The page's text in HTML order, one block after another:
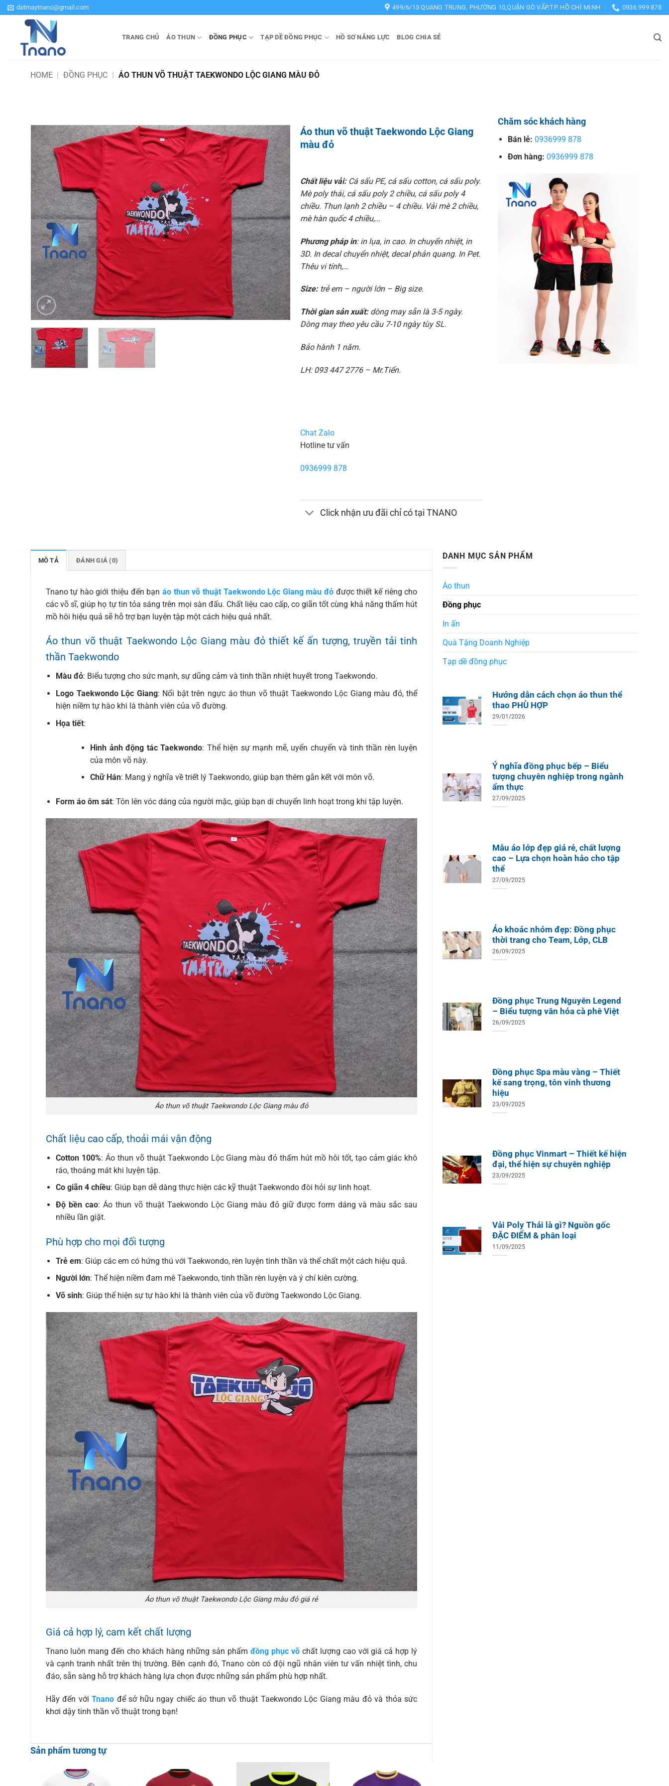
Bỏ
qua
datmaytnano@gmail.com 499/6/13 QUANG TRUNG, PHƯỜNG 10,QUẬN GÒ VẤP,TP. HỒ CHÍ MINH 0936 999 878
TRANG CHỦ ÁO THUN ĐỒNG PHỤC TẠP DỀ ĐỒNG PHỤC HỒ SƠ NĂNG LỰC BLOG CHIA SẺ
HOME | ĐỒNG PHỤC | ÁO THUN VÕ THUẬT TAEKWONDO LỘC GIANG MÀU ĐỎ
Áo thun võ thuật Taekwondo Lộc Giang
màu đỏ
Chất liệu vải:Cá sấu PE, cá sấu cotton, cá sấu poly.
Mè poly thái, cá sấu poly 2 chiều, cá sấu poly 4
chiều. Thun lạnh 2 chiều – 4 chiều. Vải mè 2 chiều,
mè hàn quốc 4 chiều,…
Phương pháp in: in lụa, in cao. In chuyển nhiệt, in
3D. In decal chuyển nhiệt, decal phản quang. In Pet.
Thêu vi tính,…
Size:trẻ em – người lớn – Big size.
Thời gian sản xuất:dòng may sẵn là 3-5 ngày.
Dòng may theo yêu cầu 7-10 ngày tùy SL.
Bảo hành 1 năm.
LH: 093 447 2776 – Mr.Tiến.
Chat Zalo
Hotline tư vấn
0936999 878
Click nhận ưu đãi chỉ có tại TNANO
Chăm sóc khách hàng
Bán lẻ: 0936999 878
Đơn hàng: 0936999 878
MÔ TẢ ĐÁNH GIÁ (0)
Tnano tự hào giới thiệu đến bạnáo thun võ thuật Taekwondo Lộc Giang màu đỏ được thiết kế riêng cho
các võ sĩ, giúp họ tự tin tỏa sáng trên mọi sàn đấu. Chất liệu cao cấp, co giãn tốt cùng khả năng thấm hút
mồ hôi hiệu quả sẽ hỗ trợ bạn luyện tập một cách hiệu quả nhất.
Áo thun võ thuật Taekwondo Lộc Giang màu đỏ thiết kế ấn tượng, truyền tải tinh
thần Taekwondo
Màu đỏ: Biểu tượng cho sức mạnh, sự dũng cảm và tinh thần nhiệt huyết trong Taekwondo.
Logo Taekwondo Lộc Giang: Nổi bật trên ngực áo thun võ thuật Taekwondo Lộc Giang màu đỏ, thể
hiện niềm tự hào khi là thành viên của võ đường.
Họa tiết:
Hình ảnh động tác Taekwondo: Thể hiện sự mạnh mẽ, uyển chuyển và tinh thần rèn luyện
của môn võ này.
Chữ Hán: Mang ý nghĩa về triết lý Taekwondo, giúp bạn thêm gắn kết với môn võ.
Form áo ôm sát: Tôn lên vóc dáng của người mặc, giúp bạn di chuyển linh hoạt trong khi tập luyện.
Áo thun võ thuật Taekwondo Lộc Giang màu đỏ
Chất liệu cao cấp, thoải mái vận động
Cotton 100%: Áo thun võ thuật Taekwondo Lộc Giang màu đỏ thấm hút mồ hôi tốt, tạo cảm giác khô
ráo, thoáng mát khi luyện tập.
Co giãn 4 chiều: Giúp bạn dễ dàng thực hiện các kỹ thuật Taekwondo đòi hỏi sự linh hoạt.
Độ bền cao: Áo thun võ thuật Taekwondo Lộc Giang màu đỏ giữ được form dáng và màu sắc sau
nhiều lần giặt.
Phù hợp cho mọi đối tượng
Trẻ em: Giúp các em có hứng thú với Taekwondo, rèn luyện tinh thần và thể chất một cách hiệu quả.
Người lớn: Thể hiện niềm đam mê Taekwondo, tinh thần rèn luyện và ý chí kiên cường.
Võ sinh: Giúp thể hiện sự tự hào khi là thành viên của võ đường Taekwondo Lộc Giang.
Áo thun võ thuật Taekwondo Lộc Giang màu đỏ giá rẻ
Giá cả hợp lý, cam kết chất lượng
Tnano luôn mang đến cho khách hàng những sản phẩm đồng phục võchất lượng cao với giá cả hợp lý
và cạnh tranh nhất trên thị trường. Bên cạnh đó, Tnano còn có đội ngũ nhân viên tư vấn nhiệt tình, chu
đáo, sẵn sàng hỗ trợ khách hàng lựa chọn được những sản phẩm phù hợp nhất.
Hãy đến vớiTnano để sở hữu ngay chiếc áo thun võ thuật Taekwondo Lộc Giang màu đỏ và thỏa sức
khơi dậy tinh thần võ thuật trong bạn!
Sản phẩm tương tự
DANH MỤC SẢN PHẨM
Áo thun
Đồng phục
In ấn
Quà Tặng Doanh Nghiệp
Tạp dề đồng phục
Hướng dẫn cách chọn áo thun thể
thao PHÙ HỢP
29/01/2026
Ý nghĩa đồng phục bếp – Biểu
tượng chuyên nghiệp trong ngành
ẩm thực
27/09/2025
Mẫu áo lớp đẹp giá rẻ, chất lượng
cao – Lựa chọn hoàn hảo cho tập
thể
27/09/2025
Áo khoác nhóm đẹp: Đồng phục
thời trang cho Team, Lớp, CLB
26/09/2025
Đồng phục Trung Nguyên Legend
– Biểu tượng văn hóa cà phê Việt
26/09/2025
Đồng phục Spa màu vàng – Thiết
kế sang trọng, tôn vinh thương
hiệu
23/09/2025
Đồng phục Vinmart – Thiết kế hiện
đại, thể hiện sự chuyên nghiệp
23/09/2025
Vải Poly Thái là gì? Nguồn gốc
ĐẶC ĐIỂM & phân loại
11/09/2025